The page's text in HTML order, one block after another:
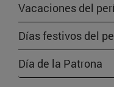
Vacaciones del
Días festivos del
Día de la Patrona